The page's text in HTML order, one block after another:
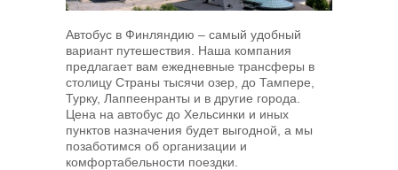
Автобус в Финляндию – самый удобный
вариант путешествия. Наша компания
предлагает вам ежедневные трансферы в
столицу Страны тысячи озер, до Тампере,
Турку, Лаппеенранты и в другие города.
Цена на автобус до Хельсинки и иных
пунктов назначения будет выгодной, а мы
позаботимся об организации и
комфортабельности поездки.